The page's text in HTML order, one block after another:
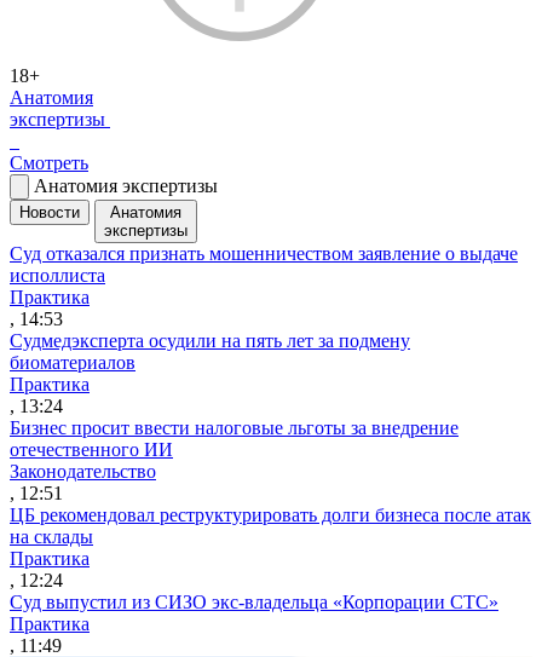
18+
Анатомия
экспертизы
Смотреть
Анатомия экспертизы
Новости
Анатомия
экспертизы
Суд отказался признать мошенничеством заявление о выдаче
исполлиста
Практика
, 14:53
Судмедэксперта осудили на пять лет за подмену
биоматериалов
Практика
, 13:24
Бизнес просит ввести налоговые льготы за внедрение
отечественного ИИ
Законодательство
, 12:51
ЦБ рекомендовал реструктурировать долги бизнеса после атак
на склады
Практика
, 12:24
Суд выпустил из СИЗО экс-владельца «Корпорации СТС»
Практика
, 11:49